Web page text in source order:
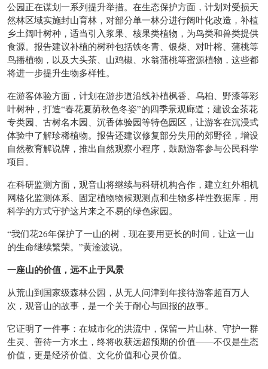
公园正在谋划一系列提升举措。在生态保护方面，计划对受损天
然林区域实施封山育林，对部分单一林分进行阔叶化改造，补植
乡土阔叶树种，适当引入浆果、核果类植物，为鸟类和兽类提供
食源。报告建议补植的树种包括铁冬青、银柴、对叶榕、蒲桃等
鸟播植物，以及大头茶、山鸡椒、水翁蒲桃等蜜源植物，这些都
将进一步提升生物多样性。
在游客体验方面，计划在游步道沿线补植枫香、乌桕、野漆等彩
叶树种，打造“春花夏荫秋色冬姿”的四季景观廊道；建设金茶花
专类园、古树名木园、沉香体验园等特色园区，让游客在沉浸式
体验中了解珍稀植物。报告还建议修复部分失用的郊野径，增设
自然教育解说牌，推出自然观察小程序，鼓励游客参与公民科学
项目。
在科研监测方面，观音山将继续与科研机构合作，建立红外相机
网格化监测体系、固定植物物候观测点和生物多样性数据库，用
科学的方式守护这片来之不易的绿色家园。
“我们花26年保护了一山的树，现在要用更长的时间，让这一山
的生命继续繁荣。”黄淦波说。
一座山的价值，远不止于风景
从荒山到国家级森林公园，从无人问津到年接待游客超百万人
次，观音山的故事，是一个关于耐心与回报的故事。
它证明了一件事：在城市化的洪流中，保留一片山林、守护一群
生灵、善待一方水土，终将收获远超预期的价值——不仅是生态
价值，更是经济价值、文化价值和心灵价值。